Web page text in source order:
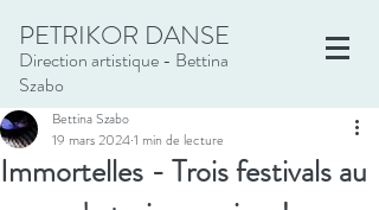
PETRIKOR DANSE
Direction artistique - Bettina
Szabo
Immortelles - Trois festivals au
Bettina Szabo
19 mars 20241 min de lecture